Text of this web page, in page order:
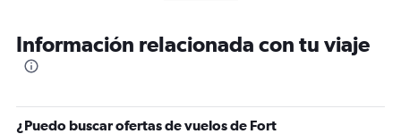
Información relacionada con tu viaje
¿Puedo buscar ofertas de vuelos de Fort